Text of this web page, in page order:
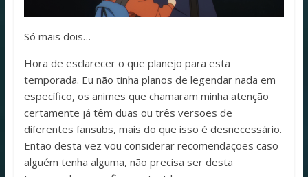
Só mais dois…
Hora de esclarecer o que planejo para esta
temporada. Eu não tinha planos de legendar nada em
específico, os animes que chamaram minha atenção
certamente já têm duas ou três versões de
diferentes fansubs, mais do que isso é desnecessário.
Então desta vez vou considerar recomendações caso
alguém tenha alguma, não precisa ser desta